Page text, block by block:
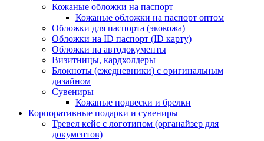
Кожаные обложки на паспорт
Кожаные обложки на паспорт оптом
Обложки для паспорта (экокожа)
Обложки на ID паспорт (ID карту)
Обложки на автодокументы
Визитницы, кардхолдеры
Блокноты (ежедневники) с оригинальным
дизайном
Сувениры
Кожаные подвески и брелки
Корпоративные подарки и сувениры
Тревел кейс с логотипом (органайзер для
документов)